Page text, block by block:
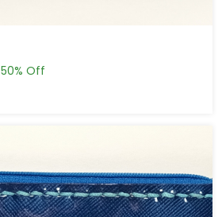
50% Off